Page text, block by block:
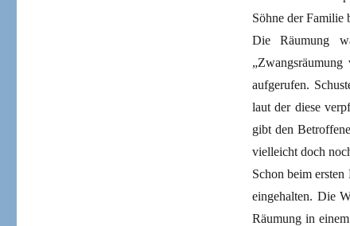
Söhne der Familie
Die Räumung
aufgerufen.
laut der diese
gibt den
vielleicht doch
Schon beim
eingehalten. Die
Räumung in